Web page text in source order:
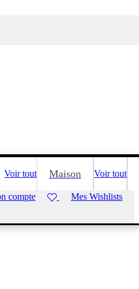
Voir tout Maison Voir tout
compte Mes Wishlists